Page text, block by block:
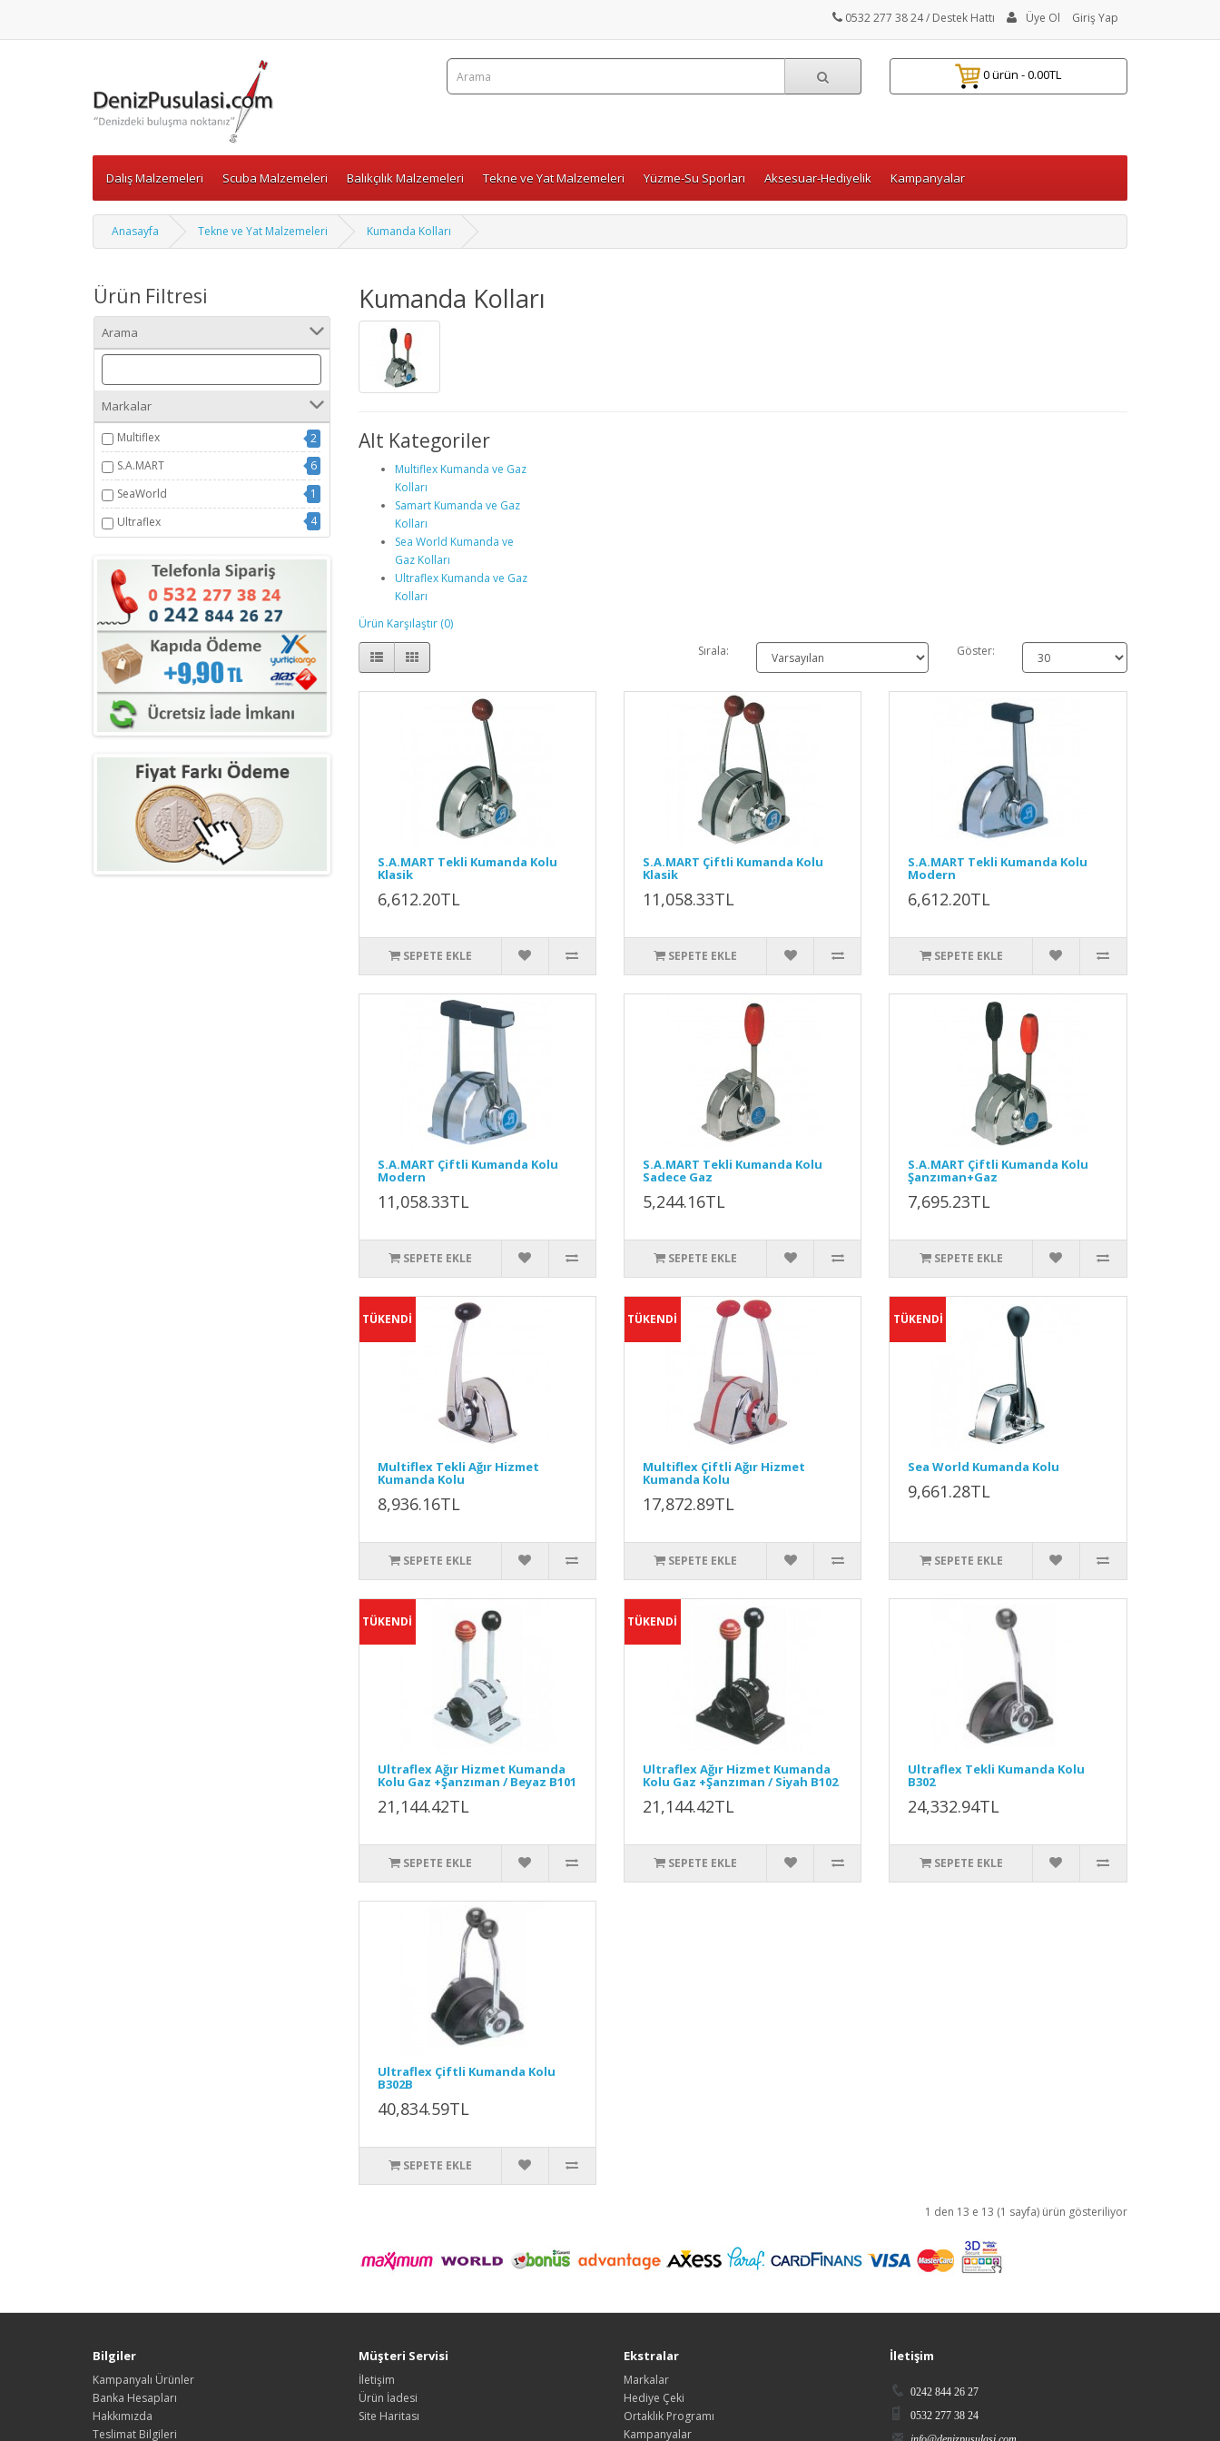
0532 277 38 24/ Destek Hattı Üye Ol Giriş Yap
0 ürün - 0.00TL
Dalış Malzemeleri Scuba Malzemeleri Balıkçılık Malzemeleri Tekne ve Yat Malzemeleri Yüzme-Su Sporları Aksesuar-Hediyelik Kampanyalar
Anasayfa Tekne ve Yat Malzemeleri Kumanda Kolları
Ürün Filtresi
Arama
Markalar
Multiflex
2
S.A.MART
6
SeaWorld
1
Ultraflex
4
Kumanda Kolları
Alt Kategoriler
Multiflex Kumanda ve Gaz
Kolları
Samart Kumanda ve Gaz
Kolları
Sea World Kumanda ve
Gaz Kolları
Ultraflex Kumanda ve Gaz
Kolları
Ürün Karşılaştır (0)
Sırala:
Göster:
S.A.MART Tekli Kumanda Kolu
Klasik
6,612.20TL
SEPETE EKLE
S.A.MART Çiftli Kumanda Kolu
Klasik
11,058.33TL
SEPETE EKLE
S.A.MART Tekli Kumanda Kolu
Modern
6,612.20TL
SEPETE EKLE
S.A.MART Çiftli Kumanda Kolu
Modern
11,058.33TL
SEPETE EKLE
S.A.MART Tekli Kumanda Kolu
Sadece Gaz
5,244.16TL
SEPETE EKLE
S.A.MART Çiftli Kumanda Kolu
Şanzıman+Gaz
7,695.23TL
SEPETE EKLE
TÜKENDİ
Multiflex Tekli Ağır Hizmet
Kumanda Kolu
8,936.16TL
SEPETE EKLE
TÜKENDİ
Multiflex Çiftli Ağır Hizmet
Kumanda Kolu
17,872.89TL
SEPETE EKLE
TÜKENDİ
Sea World Kumanda Kolu
9,661.28TL
SEPETE EKLE
TÜKENDİ
Ultraflex Ağır Hizmet Kumanda
Kolu Gaz +Şanzıman / Beyaz B101
21,144.42TL
SEPETE EKLE
TÜKENDİ
Ultraflex Ağır Hizmet Kumanda
Kolu Gaz +Şanzıman / Siyah B102
21,144.42TL
SEPETE EKLE
Ultraflex Tekli Kumanda Kolu
B302
24,332.94TL
SEPETE EKLE
Ultraflex Çiftli Kumanda Kolu
B302B
40,834.59TL
SEPETE EKLE
1 den 13 e 13 (1 sayfa) ürün gösteriliyor
Bilgiler
Kampanyalı Ürünler
Banka Hesapları
Hakkımızda
Teslimat Bilgileri
Müşteri Servisi
İletişim
Ürün İadesi
Site Haritası
Ekstralar
Markalar
Hediye Çeki
Ortaklık Programı
Kampanyalar
İletişim
0242 844 26 27
0532 277 38 24